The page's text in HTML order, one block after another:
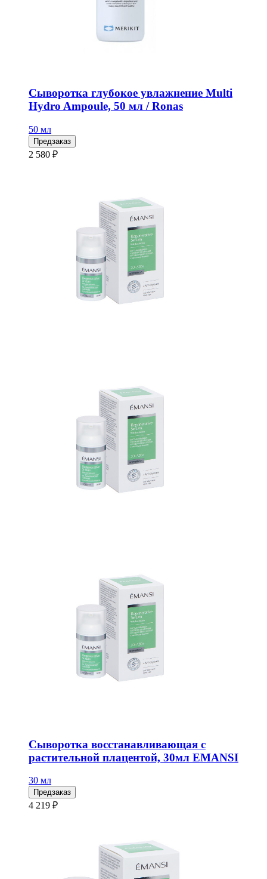
Сыворотка глубокое увлажнение Multi
Hydro Ampoule, 50 мл / Ronas
50 мл
Предзаказ
2 580 ₽
Сыворотка восстанавливающая с
растительной плацентой, 30мл EMANSI
30 мл
Предзаказ
4 219 ₽